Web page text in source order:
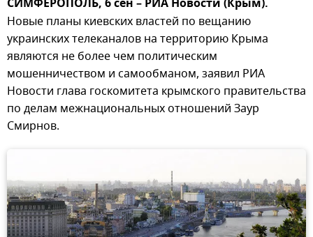
СИМФЕРОПОЛЬ, 6 сен – РИА Новости (Крым).
Новые планы киевских властей по вещанию
украинских телеканалов на территорию Крыма
являются не более чем политическим
мошенничеством и самообманом, заявил РИА
Новости глава госкомитета крымского правительства
по делам межнациональных отношений Заур
Смирнов.